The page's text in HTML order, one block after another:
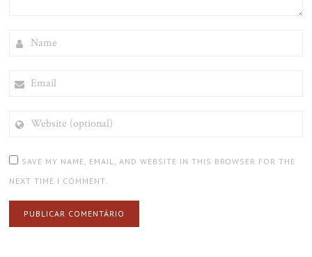
(OPTIONAL)
SAVE MY NAME, EMAIL, AND WEBSITE IN THIS BROWSER FOR THE
NEXT TIME I COMMENT.